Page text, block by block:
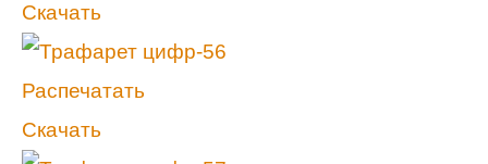
Скачать
Распечатать
Скачать